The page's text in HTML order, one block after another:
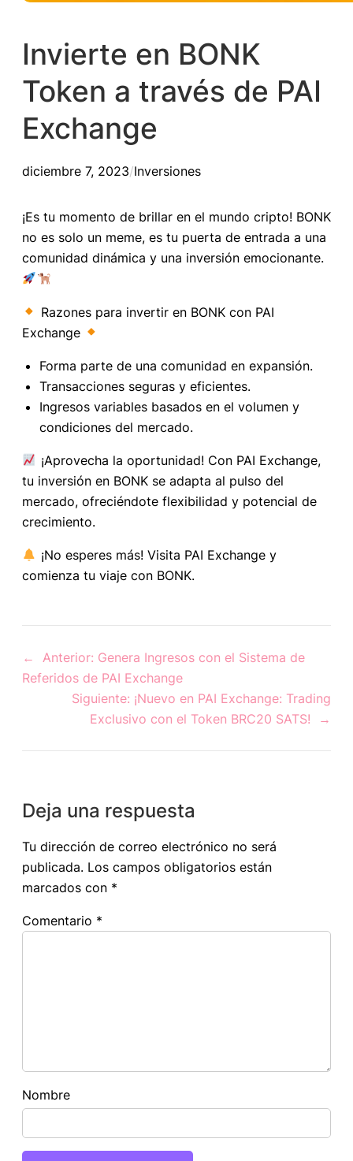
Invierte en BONK
Token a través de PAI
Exchange
diciembre 7, 2023/Inversiones
¡Es tu momento de brillar en el mundo cripto! BONK
no es solo un meme, es tu puerta de entrada a una
comunidad dinámica y una inversión emocionante.
Razones para invertir en BONK con PAI
Exchange
Forma parte de una comunidad en expansión.
Transacciones seguras y eficientes.
Ingresos variables basados en el volumen y
condiciones del mercado.
¡Aprovecha la oportunidad! Con PAI Exchange,
tu inversión en BONK se adapta al pulso del
mercado, ofreciéndote flexibilidad y potencial de
crecimiento.
¡No esperes más! Visita PAI Exchange y
comienza tu viaje con BONK.
← Anterior: Genera Ingresos con el Sistema de
Referidos de PAI Exchange
Siguiente: ¡Nuevo en PAI Exchange: Trading
Exclusivo con el Token BRC20 SATS!
→
Deja una respuesta
Tu dirección de correo electrónico no será
publicada. Los campos obligatorios están
marcados con *
Comentario *
Nombre